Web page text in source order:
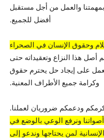
والعمل من أجل مستقبل
أفضل للجميع.
وحقوق الإنسان في الصحراء
هذا النزاع وتعقيداته حتى
على إيجاد حل يحترم حقوق
وكرامة جميع الأطراف المعنية.
ودعمكم ضروريان لعملنا.
ونرفع الوعي بالوضع في
لمن يحتاجها وندعو إلى